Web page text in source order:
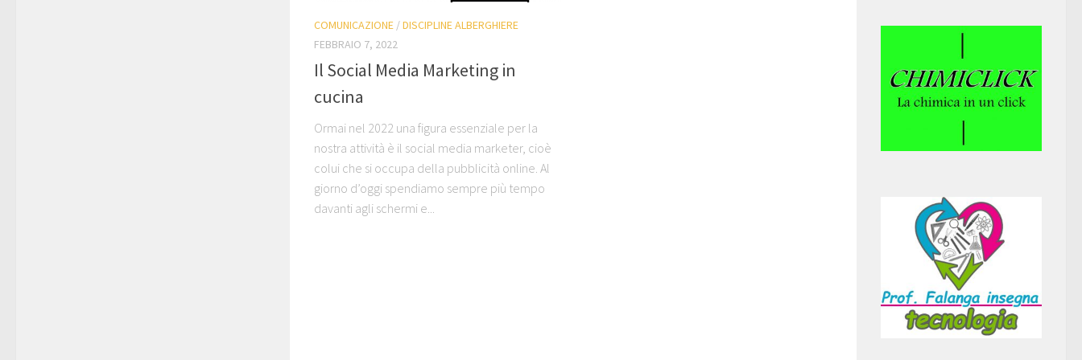
COMUNICAZIONE /DISCIPLINE ALBERGHIERE
FEBBRAIO 7, 2022
Il Social Media Marketing in
cucina
Ormai nel 2022 una figura essenziale per la
nostra attività è il social media marketer, cioè
colui che si occupa della pubblicità online. Al
giorno d’oggi spendiamo sempre più tempo
davanti agli schermi e...